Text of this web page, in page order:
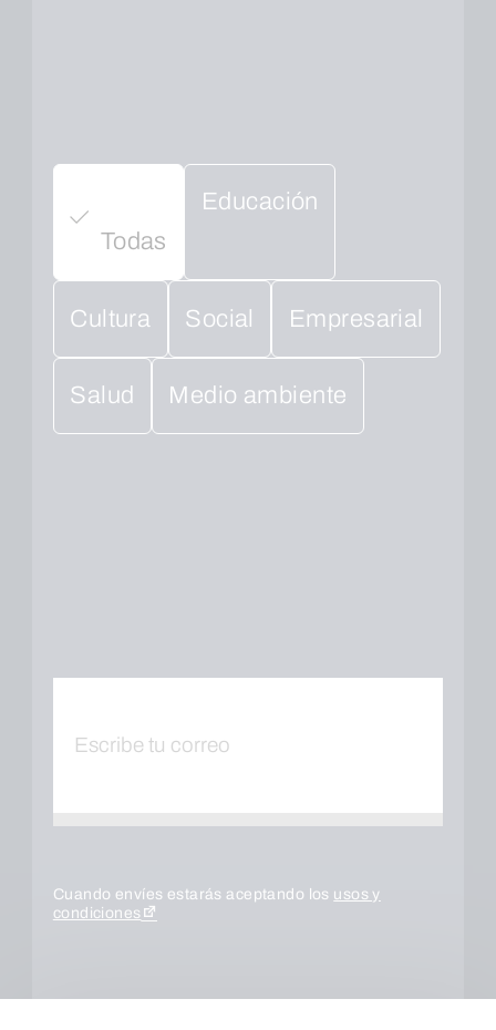
Todas
Educación
Cultura Social Empresarial
Salud Medio ambiente
Cuando envíes estarás aceptando los usos y
condiciones